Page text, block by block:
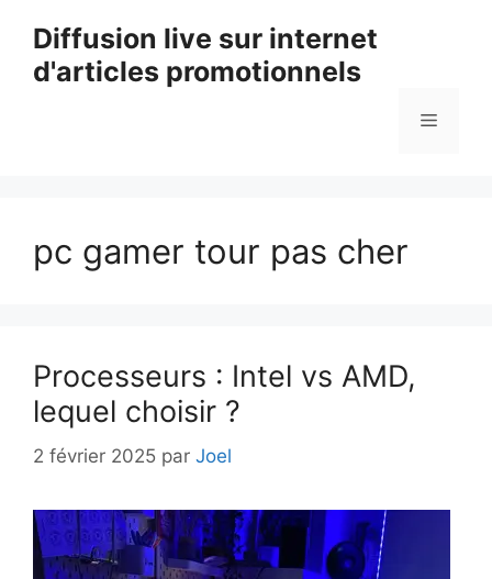
contenu
Diffusion live sur internet
d'articles promotionnels
Menu
pc gamer tour pas cher
Processeurs : Intel vs AMD,
lequel choisir ?
2 février 2025 par Joel